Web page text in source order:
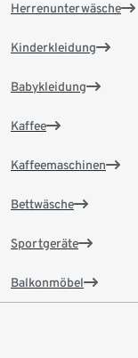
Herrenunterwäsche
Kinderkleidung
Babykleidung
Kaffee
Kaffeemaschinen
Bettwäsche
Sportgeräte
Balkonmöbel